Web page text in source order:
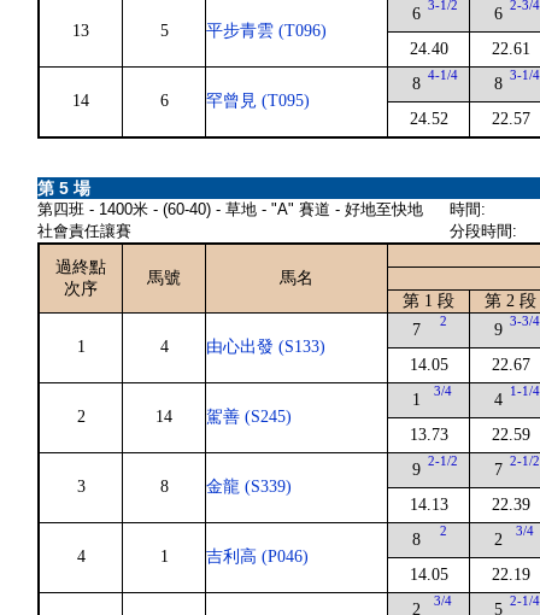
13 5 平步青雲 (T096)
6 3-1/2
24.40
6 2-3/4
22.61
14 6 罕曾見 (T095)
8 4-1/4
24.52
8 3-1/4
22.57
第 5 場
第四班 - 1400米 - (60-40) - 草地 - "A" 賽道 - 好地至快地
社會責任讓賽
時間:
分段時間:
過終點
次序
馬號
馬名
第 1 段
第 2 段
1 4 由心出發 (S133)
7 2
14.05
9 3-3/4
22.67
2 14 駕善 (S245)
1 3/4
13.73
4 1-1/4
22.59
3 8 金龍 (S339)
9 2-1/2
14.13
7 2-1/2
22.39
4 1 吉利高 (P046)
8 2
14.05
2 3/4
22.19
2 3/4 5 2-1/4